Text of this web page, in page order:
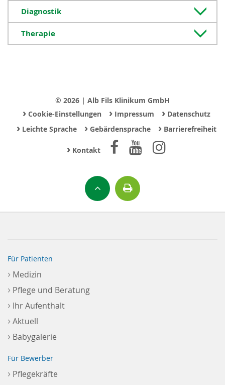
Diagnostik
Therapie
© 2026 | Alb Fils Klinikum GmbH
›Cookie-Einstellungen ›Impressum ›Datenschutz
›Leichte Sprache ›Gebärdensprache ›Barrierefreiheit
› Kontakt
Für Patienten
› Medizin
› Pflege und Beratung
› Ihr Aufenthalt
› Aktuell
› Babygalerie
Für Bewerber
› Pflegekräfte